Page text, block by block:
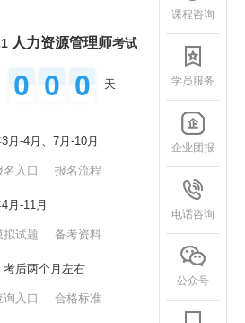
人力资源管理师考试
0 0 0 天
月-4月、7月-10月
名入口 报名流程
月-11月
拟试题 备考资料
考后两个月左右
询入口 合格标准
课程咨询
学员服务
企业团报
电话咨询
公众号